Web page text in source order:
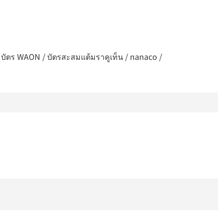
ตร WAON / บัตรสะสมแต้มราคูเท็น / nanaco /